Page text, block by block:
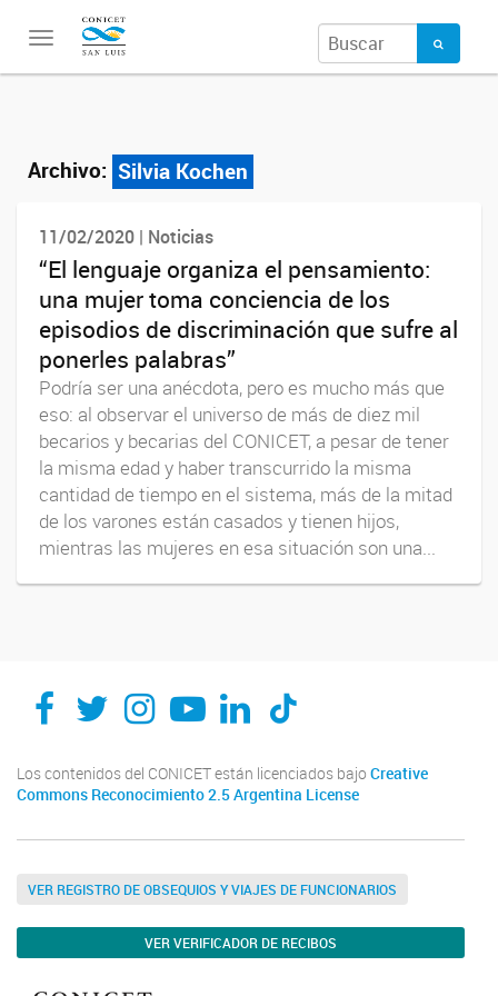
Toggle
Archivo: Silvia Kochen
11/02/2020 | Noticias
“El lenguaje organiza el pensamiento:
una mujer toma conciencia de los
episodios de discriminación que sufre al
ponerles palabras”
Podría ser una anécdota, pero es mucho más que
eso: al observar el universo de más de diez mil
becarios y becarias del CONICET, a pesar de tener
la misma edad y haber transcurrido la misma
cantidad de tiempo en el sistema, más de la mitad
de los varones están casados y tienen hijos,
mientras las mujeres en esa situación son una...
Los contenidos del CONICET están licenciados bajo Creative
Commons Reconocimiento 2.5 Argentina License
VER REGISTRO DE OBSEQUIOS Y VIAJES DE FUNCIONARIOS
VER VERIFICADOR DE RECIBOS